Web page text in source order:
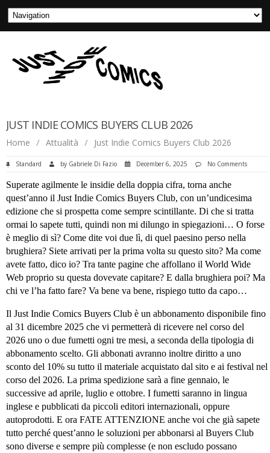
JUST INDIE COMICS BUYERS CLUB 2026
Home / Attualità / Just Indie Comics Buyers Club 2026
Standard by Gabriele Di Fazio December 6, 2025 No Comments
Superate agilmente le insidie della doppia cifra, torna anche
quest’anno il Just Indie Comics Buyers Club, con un’undicesima
edizione che si prospetta come sempre scintillante. Di che si tratta
ormai lo sapete tutti, quindi non mi dilungo in spiegazioni… O forse
è meglio di sì? Come dite voi due lì, di quel paesino perso nella
brughiera? Siete arrivati per la prima volta su questo sito? Ma come
avete fatto, dico io? Tra tante pagine che affollano il World Wide
Web proprio su questa dovevate capitare? E dalla brughiera poi? Ma
chi ve l’ha fatto fare? Va bene va bene, rispiego tutto da capo…
Il Just Indie Comics Buyers Club è un abbonamento disponibile fino
al 31 dicembre 2025 che vi permetterà di ricevere nel corso del
2026 uno o due fumetti ogni tre mesi, a seconda della tipologia di
abbonamento scelto. Gli abbonati avranno inoltre diritto a uno
sconto del 10% su tutto il materiale acquistato dal sito e ai festival nel
corso del 2026. La prima spedizione sarà a fine gennaio, le
successive ad aprile, luglio e ottobre. I fumetti saranno in lingua
inglese e pubblicati da piccoli editori internazionali, oppure
autoprodotti. E ora FATE ATTENZIONE anche voi che già sapete
tutto perché quest’anno le soluzioni per abbonarsi al Buyers Club
sono diverse e sempre più complesse (e non escludo possano